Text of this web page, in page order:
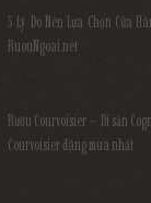
5 Lý Do Nên Lựa Chọn Cửa
RuouNgoai.net
Rượu Courvoisier – Di sản
Courvoisier đáng mua nhất